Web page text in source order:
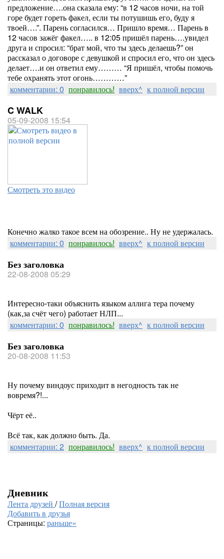
предложение….она сказала ему: “в 12 часов ночи, на той
горе будет гореть факел, если ты потушишь его, буду я
твоей….”. Парень согласился… Пришло время… Парень в
12 часов зажёг факел….. в 12:05 пришёл парень….увидел
друга и спросил: “брат мой, что ты здесь делаешь?” он
рассказал о договоре с девушкой и спросил его, что он здесь
делает….и он ответил ему……… “Я пришёл, чтобы помочь
тебе охранять этот огонь…………”
комментарии: 0 понравилось! вверх^ к полной версии
C WALK
05-09-2008 15:54
Смотреть это видео
Конечно жалко такое всем на обозрение.. Ну не удержалась.
комментарии: 0 понравилось! вверх^ к полной версии
Без заголовка
22-08-2008 05:29
Интересно-таки объяснить языком аллига тера почему
(как,за счёт чего) работает НЛП...
комментарии: 0 понравилось! вверх^ к полной версии
Без заголовка
20-08-2008 11:53
Ну почему виндоус приходит в негодность так не
вовремя?!...
Чёрт её..
Всё так, как должно быть. Да.
комментарии: 2 понравилось! вверх^ к полной версии
Дневник
Лента друзей /Полная версия
Добавить в друзья
Страницы: раньше»